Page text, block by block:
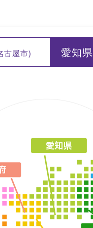
古屋市) 愛知県